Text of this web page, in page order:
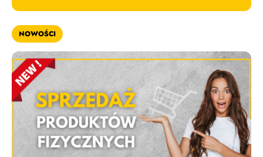
NOWOŚCI